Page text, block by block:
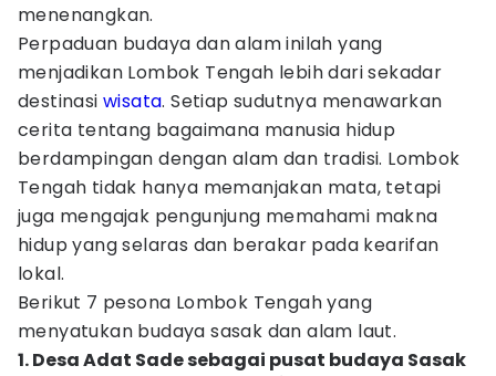
menenangkan.
Perpaduan budaya dan alam inilah yang
menjadikan Lombok Tengah lebih dari sekadar
destinasiwisata. Setiap sudutnya menawarkan
cerita tentang bagaimana manusia hidup
berdampingan dengan alam dan tradisi. Lombok
Tengah tidak hanya memanjakan mata, tetapi
juga mengajak pengunjung memahami makna
hidup yang selaras dan berakar pada kearifan
lokal.
Berikut 7 pesona Lombok Tengah yang
menyatukan budaya sasak dan alam laut.
1. Desa Adat Sade sebagai pusat budaya Sasak